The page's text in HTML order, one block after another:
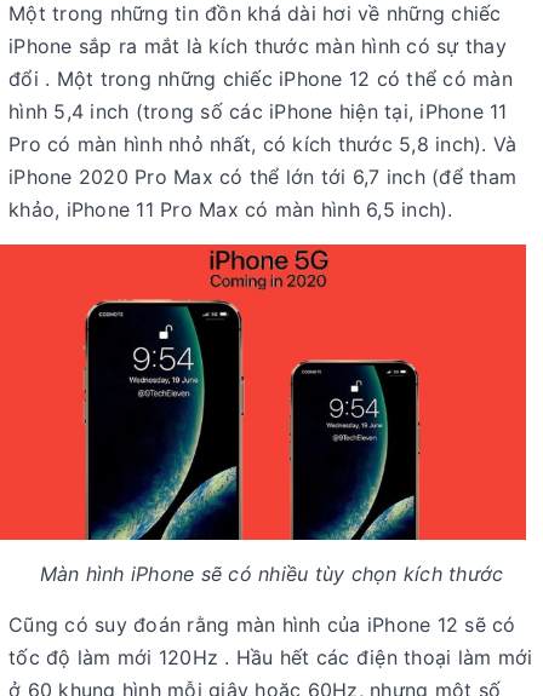
Một trong những tin đồn khá dài hơi về những chiếc
iPhone sắp ra mắt là kích thước màn hình có sự thay
đổi . Một trong những chiếc iPhone 12 có thể có màn
hình 5,4 inch (trong số các iPhone hiện tại, iPhone 11
Pro có màn hình nhỏ nhất, có kích thước 5,8 inch). Và
iPhone 2020 Pro Max có thể lớn tới 6,7 inch (để tham
khảo, iPhone 11 Pro Max có màn hình 6,5 inch).
Màn hình iPhone sẽ có nhiều tùy chọn kích thước
Cũng có suy đoán rằng màn hình của iPhone 12 sẽ có
tốc độ làm mới 120Hz . Hầu hết các điện thoại làm mới
ở 60 khung hình mỗi giây hoặc 60Hz, nhưng một số